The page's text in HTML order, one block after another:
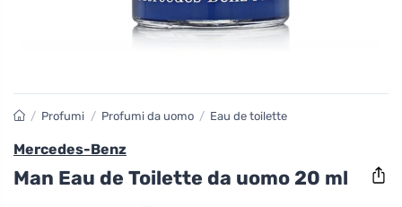
/ Profumi / Profumi da uomo / Eau de toilette
Mercedes-Benz
Man Eau de Toilette da uomo 20 ml